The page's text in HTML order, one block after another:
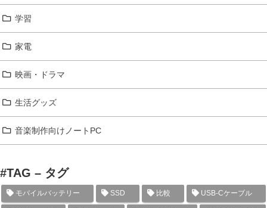
学習
家電
映画・ドラマ
生活グッズ
音楽制作向けノートPC
#TAG – タグ
モバイルバッテリー SSD 比較 USB-Cケーブル